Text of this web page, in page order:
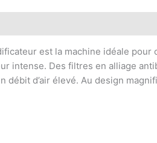
est la machine idéale
intense. Des filtres en alliage
débit d’air élevé. Au design